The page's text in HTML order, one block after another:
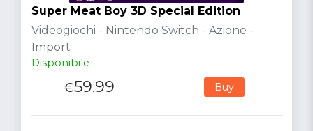
Super Meat Boy 3D Special Edition
Videogiochi - Nintendo Switch - Azione -
Import
Disponibile
€59.99 Buy